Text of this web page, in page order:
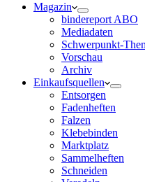
Magazin
bindereport ABO
Mediadaten
Schwerpunkt-
Vorschau
Archiv
Einkaufsquellen
Entsorgen
Fadenheften
Falzen
Klebebinden
Marktplatz
Sammelheften
Schneiden